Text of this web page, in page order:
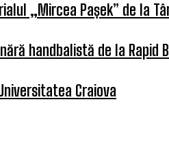
„Mircea Pașek” de la
handbalistă de la Rapid
Craiova